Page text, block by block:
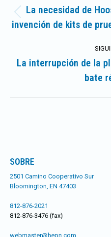
entre
publicaciones
La necesidad de
invención de kits de
La interrupción de la
bate
SOBRE
2501 Camino Cooperativo Sur
Bloomington, EN 47403
812-876-2021
812-876-3476 (fax)
webmaster@hepn.com